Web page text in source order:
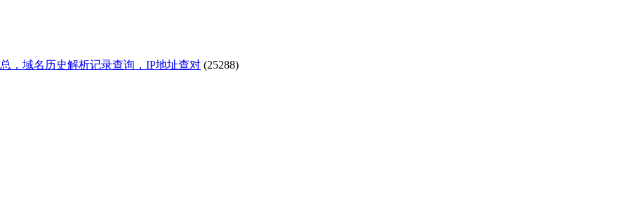
，域名历史解析记录查询，IP地址查对 (25288)